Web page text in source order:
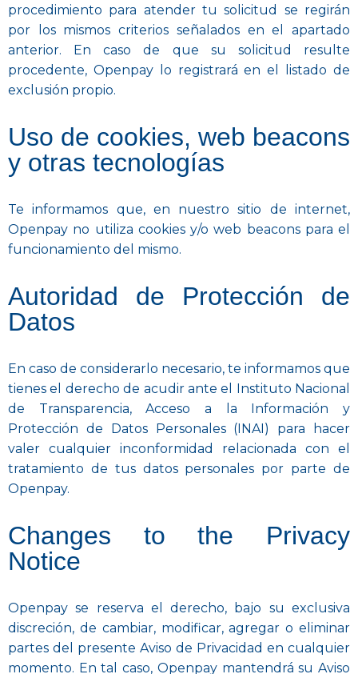
procedimiento para atender tu solicitud se regirán
por los mismos criterios señalados en el apartado
anterior. En caso de que su solicitud resulte
procedente, Openpay lo registrará en el listado de
exclusión propio.
Uso de cookies, web beacons
y otras tecnologías
Te informamos que, en nuestro sitio de internet,
Openpay no utiliza cookies y/o web beacons para el
funcionamiento del mismo.
Autoridad de Protección de
Datos
En caso de considerarlo necesario, te informamos que
tienes el derecho de acudir ante el Instituto Nacional
de Transparencia, Acceso a la Información y
Protección de Datos Personales (INAI) para hacer
valer cualquier inconformidad relacionada con el
tratamiento de tus datos personales por parte de
Openpay.
Changes to the Privacy
Notice
Openpay se reserva el derecho, bajo su exclusiva
discreción, de cambiar, modificar, agregar o eliminar
partes del presente Aviso de Privacidad en cualquier
momento. En tal caso, Openpay mantendrá su Aviso